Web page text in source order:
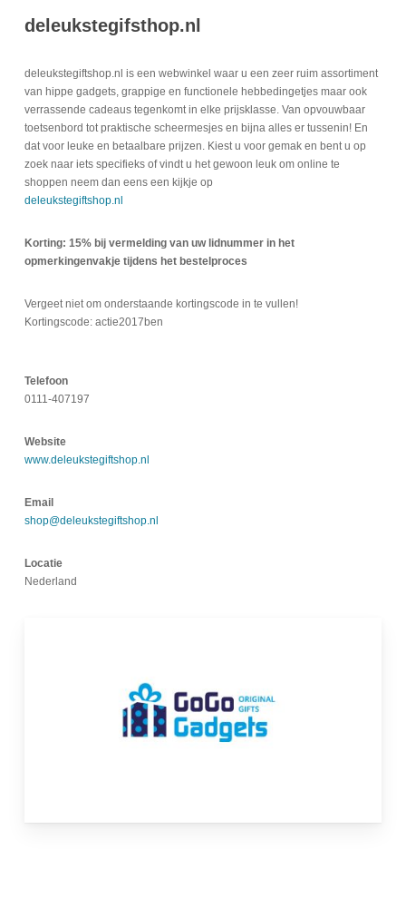
deleukstegifsthop.nl
deleukstegiftshop.nl is een webwinkel waar u een zeer ruim assortiment
van hippe gadgets, grappige en functionele hebbedingetjes maar ook
verrassende cadeaus tegenkomt in elke prijsklasse. Van opvouwbaar
toetsenbord tot praktische scheermesjes en bijna alles er tussenin! En
dat voor leuke en betaalbare prijzen. Kiest u voor gemak en bent u op
zoek naar iets specifieks of vindt u het gewoon leuk om online te
shoppen neem dan eens een kijkje op
deleukstegiftshop.nl
Korting: 15% bij vermelding van uw lidnummer in het
opmerkingenvakje tijdens het bestelproces
Vergeet niet om onderstaande kortingscode in te vullen!
Kortingscode: actie2017ben
Telefoon
0111-407197
Website
www.deleukstegiftshop.nl
Email
shop@deleukstegiftshop.nl
Locatie
Nederland